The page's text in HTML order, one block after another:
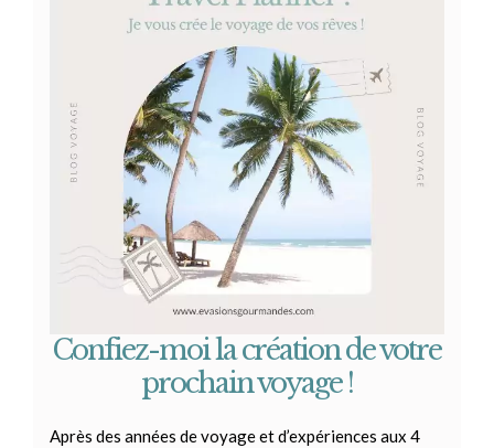
Confiez-moi la création de votre
prochain voyage !
Après des années de voyage et d’expériences aux 4